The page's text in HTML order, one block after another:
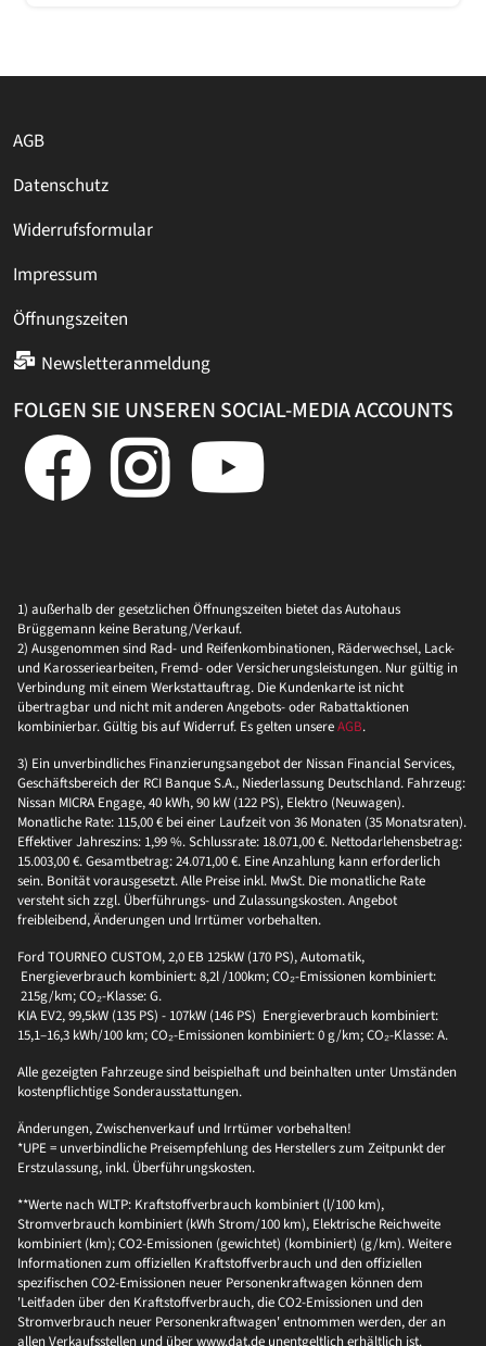
AGB
Datenschutz
Widerrufsformular
Impressum
Öffnungszeiten
Newsletteranmeldung
FOLGEN SIE UNSEREN SOCIAL-MEDIA ACCOUNTS
1) außerhalb der gesetzlichen Öffnungszeiten bietet das Autohaus
Brüggemann keine Beratung/Verkauf.
2) Ausgenommen sind Rad- und Reifenkombinationen, Räderwechsel, Lack-
und Karosseriearbeiten, Fremd- oder Versicherungsleistungen. Nur gültig in
Verbindung mit einem Werkstattauftrag. Die Kundenkarte ist nicht
übertragbar und nicht mit anderen Angebots- oder Rabattaktionen
kombinierbar. Gültig bis auf Widerruf. Es gelten unsereAGB.
3) Ein unverbindliches Finanzierungsangebot der Nissan Financial Services,
Geschäftsbereich der RCI Banque S.A., Niederlassung Deutschland. Fahrzeug:
Nissan MICRA Engage, 40 kWh, 90 kW (122 PS), Elektro (Neuwagen).
Monatliche Rate: 115,00 € bei einer Laufzeit von 36 Monaten (35 Monatsraten).
Effektiver Jahreszins: 1,99 %. Schlussrate: 18.071,00 €. Nettodarlehensbetrag:
15.003,00 €. Gesamtbetrag: 24.071,00 €. Eine Anzahlung kann erforderlich
sein. Bonität vorausgesetzt. Alle Preise inkl. MwSt. Die monatliche Rate
versteht sich zzgl. Überführungs- und Zulassungskosten. Angebot
freibleibend, Änderungen und Irrtümer vorbehalten.
Ford TOURNEO CUSTOM, 2,0 EB 125kW (170 PS), Automatik,
Energieverbrauch kombiniert: 8,2l /100km; CO₂-Emissionen kombiniert:
215g/km; CO₂-Klasse: G.
KIA EV2, 99,5kW (135 PS) - 107kW (146 PS) Energieverbrauch kombiniert:
15,1–16,3 kWh/100 km; CO₂-Emissionen kombiniert: 0 g/km; CO₂-Klasse: A.
Alle gezeigten Fahrzeuge sind beispielhaft und beinhalten unter Umständen
kostenpflichtige Sonderausstattungen.
Änderungen, Zwischenverkauf und Irrtümer vorbehalten!
*UPE = unverbindliche Preisempfehlung des Herstellers zum Zeitpunkt der
Erstzulassung, inkl. Überführungskosten.
**Werte nach WLTP: Kraftstoffverbrauch kombiniert (l/100 km),
Stromverbrauch kombiniert (kWh Strom/100 km), Elektrische Reichweite
kombiniert (km); CO2-Emissionen (gewichtet) (kombiniert) (g/km). Weitere
Informationen zum offiziellen Kraftstoffverbrauch und den offiziellen
spezifischen CO2-Emissionen neuer Personenkraftwagen können dem
'Leitfaden über den Kraftstoffverbrauch, die CO2-Emissionen und den
Stromverbrauch neuer Personenkraftwagen' entnommen werden, der an
allen Verkaufsstellen und über www.dat.de unentgeltlich erhältlich ist.